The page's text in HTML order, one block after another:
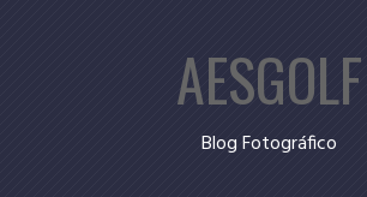
AESGOLF
Blog Fotográfico